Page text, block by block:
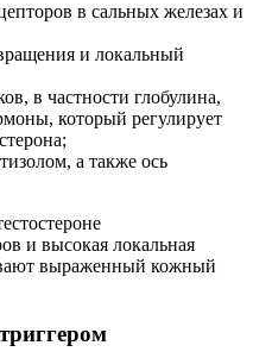
в сальных железах и
и локальный
в частности глобулина,
который регулирует
а также ось
и высокая локальная
выраженный кожный